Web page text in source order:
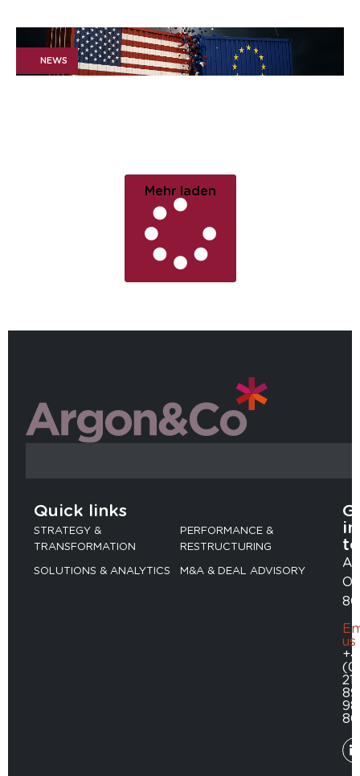
NEWS
Mehr laden
Quick links
STRATEGY &
TRANSFORMATION
PERFORMANCE &
RESTRUCTURING
SOLUTIONS & ANALYTICS M&A & DEAL ADVISORY
in
us
211
80